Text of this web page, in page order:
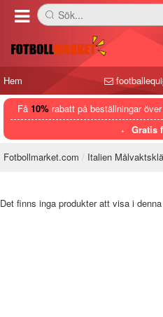
󰅼 Sök...
Hem
Få 10%rabatt på beställningar över
Gratis
Fotbollmarket.com Italien
Det finns inga produkter att visa i